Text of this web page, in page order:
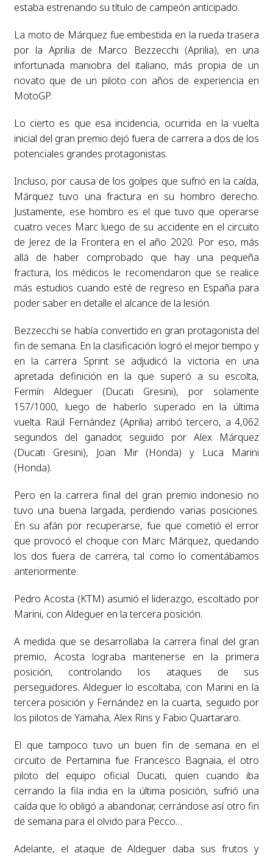
estaba estrenando su título de campeón anticipado.
La moto de Márquez fue embestida en la rueda trasera
por la Aprilia de Marco Bezzecchi (Aprilia), en una
infortunada maniobra del italiano, más propia de un
novato que de un piloto con años de experiencia en
MotoGP.
Lo cierto es que esa incidencia, ocurrida en la vuelta
inicial del gran premio dejó fuera de carrera a dos de los
potenciales grandes protagonistas.
Incluso, por causa de los golpes que sufrió en la caída,
Márquez tuvo una fractura en su hombro derecho.
Justamente, ese hombro es el que tuvo que operarse
cuatro veces Marc luego de su accidente en el circuito
de Jerez de la Frontera en el año 2020. Por eso, más
allá de haber comprobado que hay una pequeña
fractura, los médicos le recomendaron que se realice
más estudios cuando esté de regreso en España para
poder saber en detalle el alcance de la lesión.
Bezzecchi se había convertido en gran protagonista del
fin de semana. En la clasificación logró el mejor tiempo y
en la carrera Sprint se adjudicó la victoria en una
apretada definición en la que superó a su escolta,
Fermín Aldeguer (Ducati Gresini), por solamente
157/1000, luego de haberlo superado en la última
vuelta. Raúl Fernández (Aprilia) arribó tercero, a 4,062
segundos del ganador, seguido por Alex Márquez
(Ducati Gresini), Joan Mir (Honda) y Luca Marini
(Honda).
Pero en la carrera final del gran premio indonesio no
tuvo una buena largada, perdiendo varias posiciones.
En su afán por recuperarse, fue que cometió el error
que provocó el choque con Marc Márquez, quedando
los dos fuera de carrera, tal como lo comentábamos
anteriormente.
Pedro Acosta (KTM) asumió el liderazgo, escoltado por
Marini, con Aldeguer en la tercera posición.
A medida que se desarrollaba la carrera final del gran
premio, Acosta lograba mantenerse en la primera
posición, controlando los ataques de sus
perseguidores. Aldeguer lo escoltaba, con Marini en la
tercera posición y Fernández en la cuarta, seguido por
los pilotos de Yamaha, Alex Rins y Fabio Quartararo.
El que tampoco tuvo un buen fin de semana en el
circuito de Pertamina fue Francesco Bagnaia, el otro
piloto del equipo oficial Ducati, quien cuando iba
cerrando la fila india en la última posición, sufrió una
caída que lo obligó a abandonar, cerrándose así otro fin
de semana para el olvido para Pecco…
Adelante, el ataque de Aldeguer daba sus frutos y